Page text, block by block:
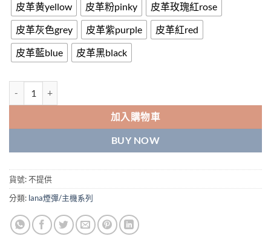
皮革黄yellow 皮革粉pinky
皮革玫瑰紅rose
皮革灰色grey
皮革紫purple
皮革紅red
皮革藍blue
皮革黑black
加入購物車
BUY NOW
貨號:不提供
分類: lana煙彈/主機系列